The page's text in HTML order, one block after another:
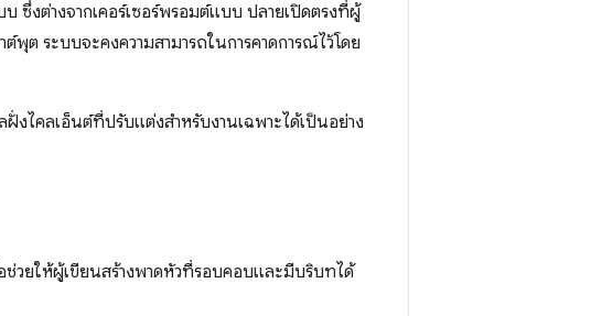
ซึ่งต่างจากเคอร์เซอร์พรอมต์แบบ ปลายเปิดตรงที่ผู้
พุต ระบบจะคงความสามารถในการคาดการณ์ไว้โดย
งไคลเอ็นต์ที่ปรับแต่งสำหรับงานเฉพาะได้เป็นอย่าง
ช่วยให้ผู้เขียนสร้างพาดหัวที่รอบคอบและมีบริบทได้